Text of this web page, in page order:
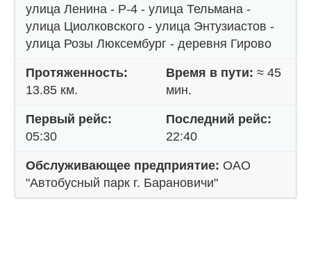
улица Ленина - Р-4 - улица Тельмана -
улица Циолковского - улица Энтузиастов -
улица Розы Люксембург - деревня Гирово
Протяженность:
13.85 км.
Время в пути: ≈ 45
мин.
Первый рейс:
05:30
Последний рейс:
22:40
Обслуживающее предприятие: ОАО
"Автобусный парк г. Барановичи"